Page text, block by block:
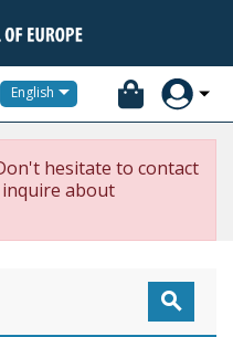
English
hesitate to contact
about
